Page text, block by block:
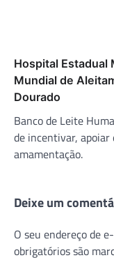
Hospital Estadual
Mundial de
Dourado
Banco de Leite
de incentivar, apoiar
amamentação.
Deixe um
O seu endereço de
obrigatórios são